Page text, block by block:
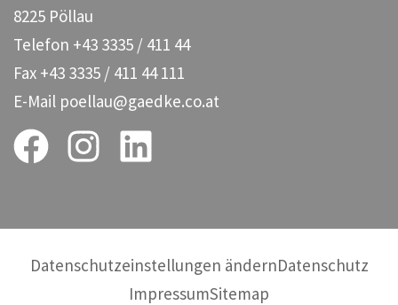
8225 Pöllau
Telefon +43 3335 / 411 44
Fax +43 3335 / 411 44 111
E-Mail poellau@gaedke.co.at
Datenschutzeinstellungen ändernDatenschutz
ImpressumSitemap